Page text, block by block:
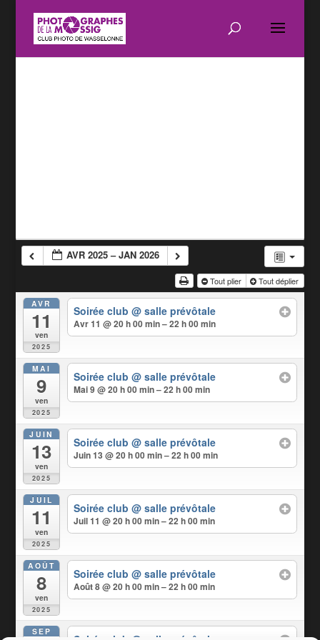
AVR 2025 – JAN 2026
Tout plier Tout déplier
AVR
11
ven
2025
Soirée club @ salle prévôtale
Avr 11 @ 20 h 00 min – 22 h 00 min
MAI
9
ven
2025
Soirée club @ salle prévôtale
Mai 9 @ 20 h 00 min – 22 h 00 min
JUIN
13
ven
2025
Soirée club @ salle prévôtale
Juin 13 @ 20 h 00 min – 22 h 00 min
JUIL
11
ven
2025
Soirée club @ salle prévôtale
Juil 11 @ 20 h 00 min – 22 h 00 min
AOÛT
8
ven
2025
Soirée club @ salle prévôtale
Août 8 @ 20 h 00 min – 22 h 00 min
SEP